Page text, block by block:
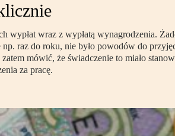
wraz z wypłatą wynagrodzenia.
raz do roku, nie było powodów do
mówić, że świadczenie to miało
za pracę.